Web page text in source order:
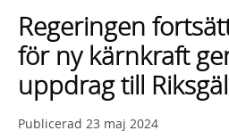
med
sökförslag
Regeringen
för ny kärnkraft
uppdrag till
Publicerad 23 maj 2024